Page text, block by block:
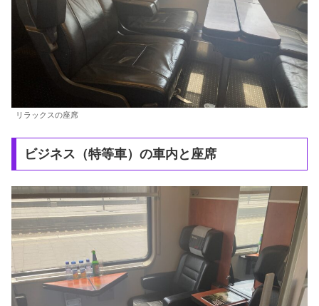
リラックスの座席
ビジネス（特等車）の車内と座席